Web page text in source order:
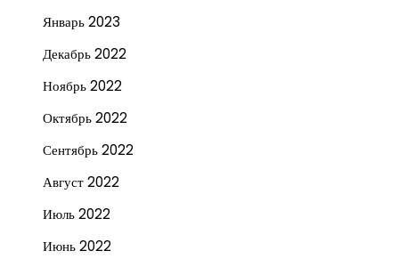
Январь 2023
Декабрь 2022
Ноябрь 2022
Октябрь 2022
Сентябрь 2022
Август 2022
Июль 2022
Июнь 2022